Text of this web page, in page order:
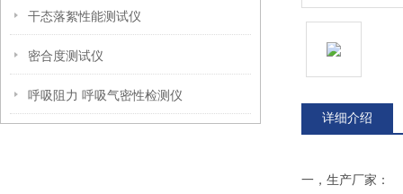
干态落絮性能测试仪
密合度测试仪
呼吸阻力 呼吸气密性检测仪
详细介绍
一， 生产厂家：